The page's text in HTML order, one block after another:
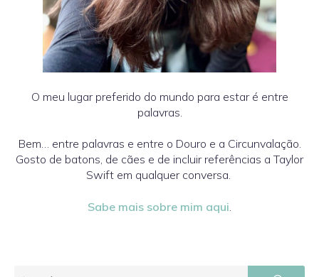
O meu lugar preferido do mundo para estar é entre
palavras.
Bem… entre palavras e entre o Douro e a Circunvalação.
Gosto de batons, de cães e de incluir referências a Taylor
Swift em qualquer conversa.
Sabe mais sobre mim aqui.